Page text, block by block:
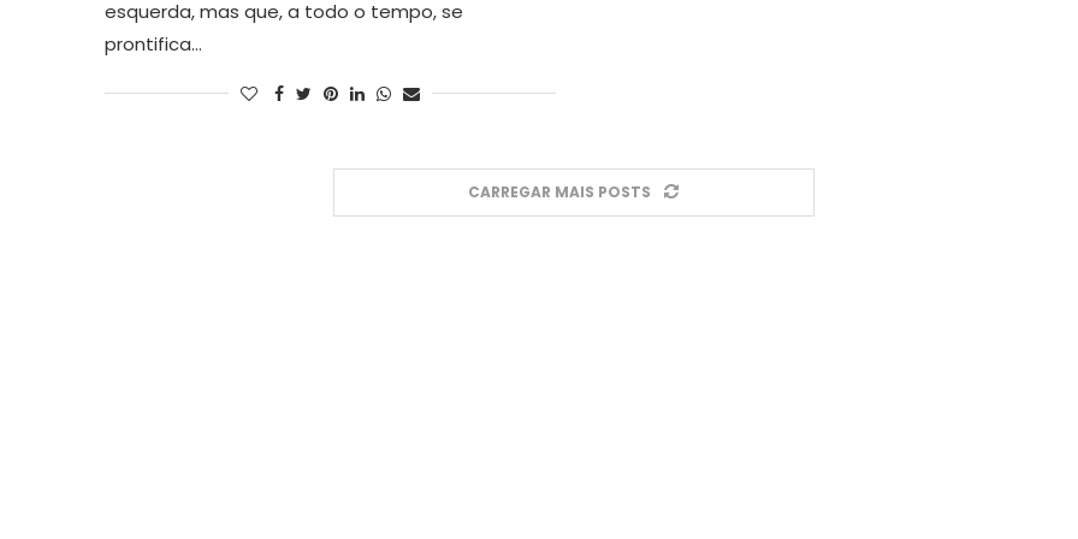
esquerda, mas que, a todo o tempo, se
prontifica…
CARREGAR MAIS POSTS